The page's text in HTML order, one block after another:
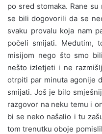
po sred stomaka. Rane
se bili dogovorili da se
svaku provalu koja nam
počeli smijati. Međutim,
misijom nego što smo
nešto izletjeti i ne
otrpiti par minuta agonije
smijati. Još je bilo
razgovor na neku temu i
bi se neko našalio i tu
tom trenutku oboje